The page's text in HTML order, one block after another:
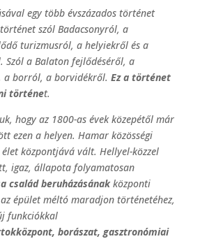
egy több évszázados történet
szól Badacsonyról, a
turizmusról, a helyiekről és a
Szól a Balaton fejlődéséről, a
a borról, a borvidékről. Ez a történet
történet.
hogy az 1800-as évek közepétől már
ezen a helyen. Hamar közösségi
központjává vált. Hellyel-közzel
igaz, állapota folyamatosan
család beruházásánakközponti
épület méltó maradjon történetéhez,
funkciókkal
borászat, gasztronómiai